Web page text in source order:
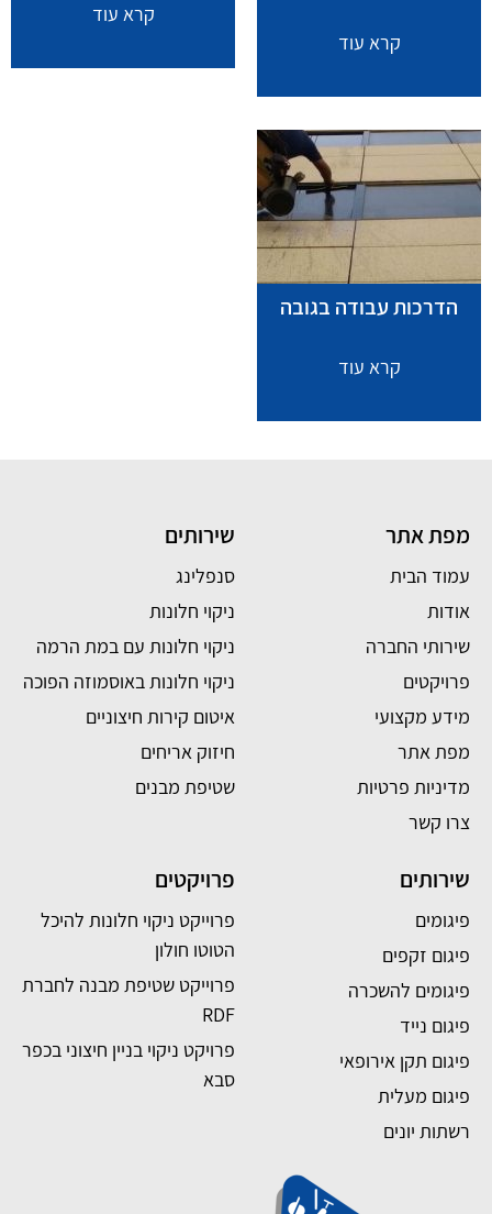
קרא עוד
קרא עוד
הדרכות עבודה בגובה
קרא עוד
מפת אתר
עמוד הבית
אודות
שירותי החברה
פרויקטים
מידע מקצועי
מפת אתר
מדיניות פרטיות
צרו קשר
שירותים
סנפלינג
ניקוי חלונות
ניקוי חלונות עם במת הרמה
ניקוי חלונות באוסמוזה הפוכה
איטום קירות חיצוניים
חיזוק אריחים
שטיפת מבנים
שירותים
פיגומים
פיגום זקפים
פיגומים להשכרה
פיגום נייד
פיגום תקן אירופאי
פיגום מעלית
רשתות יונים
פרויקטים
פרוייקט ניקוי חלונות להיכל
הטוטו חולון
פרוייקט שטיפת מבנה לחברת
RDF
פרויקט ניקוי בניין חיצוני בכפר
סבא